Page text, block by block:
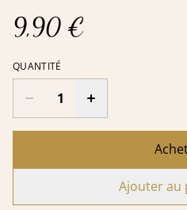
9,90 €
QUANTITÉ
Ajouter au